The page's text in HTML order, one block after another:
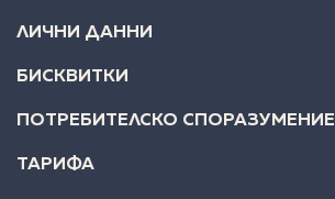
ЛИЧНИ ДАННИ
БИСКВИТКИ
ПОТРЕБИТЕЛСКО СПОРАЗУМЕНИЕ
ТАРИФА